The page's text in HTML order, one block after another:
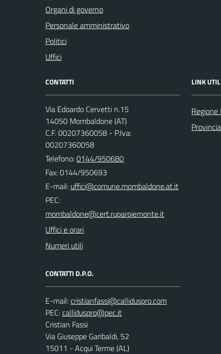
Organi di governo
Personale amministrativo
Politici
Uffici
CONTATTI
Via Edoardo Cervetti n.15
14050 Mombaldone (AT)
C.F. 00207360058 - P.Iva:
00207360058
Telefono:0144/950680
Fax: 0144/950693
E-mail:
PEC:
Uffici e orari
Numeri utili
CONTATTI D.P.O.
E-mail:
PEC:
Cristian Fassi
Via Giuseppe Garibaldi, 52
15011 - Acqui Terme (AL)
LINK